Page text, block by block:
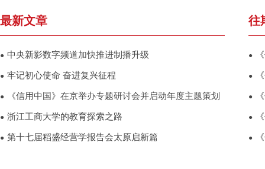
最新文章
● 中央新影数字频道加快推进制播升级
● 牢记初心使命 奋进复兴征程
● 《信用中国》在京举办专题研讨会并启动年度主题策划
● 浙江工商大学的教育探索之路
● 第十七届稻盛经营学报告会太原启新篇
往
●
●
●
●
●